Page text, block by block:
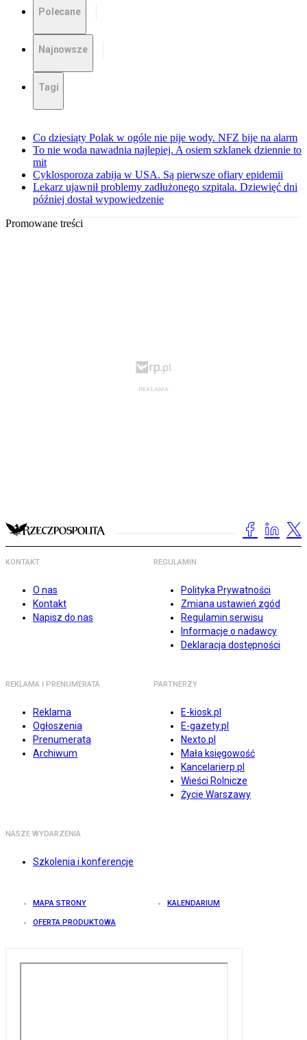
Polecane
Najnowsze
Tagi
Co dziesiąty Polak w ogóle nie pije wody. NFZ bije na alarm
To nie woda nawadnia najlepiej. A osiem szklanek dziennie to
mit
Cyklosporoza zabija w USA. Są pierwsze ofiary epidemii
Lekarz ujawnił problemy zadłużonego szpitala. Dziewięć dni
później dostał wypowiedzenie
Promowane treści
KONTAKT
O nas
Kontakt
Napisz do nas
REGULAMIN
Polityka Prywatności
Zmiana ustawień zgód
Regulamin serwisu
Informacje o nadawcy
Deklaracja dostępności
REKLAMA I PRENUMERATA
Reklama
Ogłoszenia
Prenumerata
Archiwum
PARTNERZY
E-kiosk.pl
E-gazety.pl
Nexto.pl
Mała księgowość
Kancelarierp.pl
Wieści Rolnicze
Życie Warszawy
NASZE WYDARZENIA
Szkolenia i konferencje
MAPA STRONY KALENDARIUM
OFERTA PRODUKTOWA